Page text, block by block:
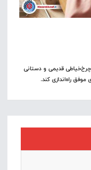
که با یک چرخ‌خیاطی قدیمی و دستانی
راه‌اندازی کند.